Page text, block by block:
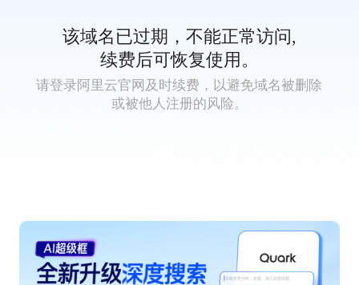
该域名已过期，不能正常访问,
续费后可恢复使用。
请登录阿里云官网及时续费，以避免域名被删除
或被他人注册的风险。